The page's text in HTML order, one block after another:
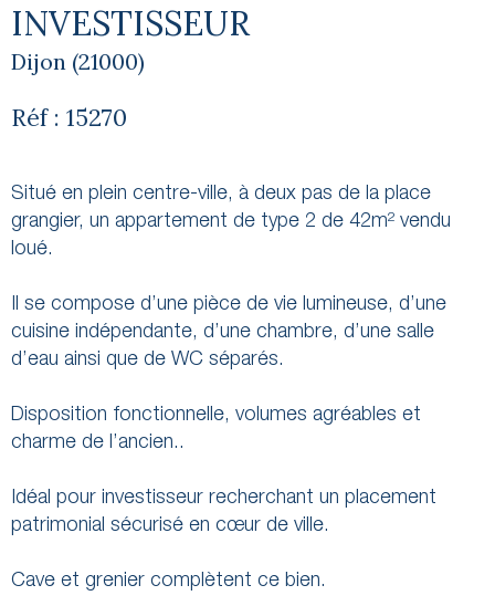
INVESTISSEUR
Dijon (21000)
Réf : 15270
Situé en plein centre-ville, à deux pas de la place
grangier, un appartement de type 2 de 42m² vendu
loué.
Il se compose d’une pièce de vie lumineuse, d’une
cuisine indépendante, d’une chambre, d’une salle
d’eau ainsi que de WC séparés.
Disposition fonctionnelle, volumes agréables et
charme de l’ancien..
Idéal pour investisseur recherchant un placement
patrimonial sécurisé en cœur de ville.
Cave et grenier complètent ce bien.